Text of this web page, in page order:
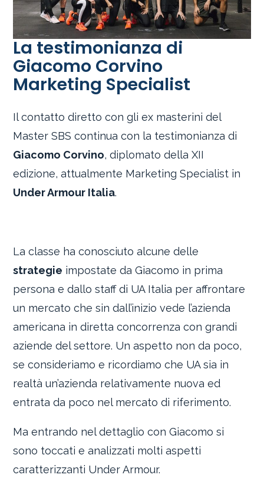
La testimonianza di
Giacomo Corvino
Marketing Specialist
Il contatto diretto con gli ex masterini del
Master SBS continua con la testimonianza di
Giacomo Corvino, diplomato della XII
edizione, attualmente Marketing Specialist in
Under Armour Italia.
La classe ha conosciuto alcune delle
strategie impostate da Giacomo in prima
persona e dallo staff di UA Italia per affrontare
un mercato che sin dall’inizio vede l’azienda
americana in diretta concorrenza con grandi
aziende del settore. Un aspetto non da poco,
se consideriamo e ricordiamo che UA sia in
realtà un’azienda relativamente nuova ed
entrata da poco nel mercato di riferimento.
Ma entrando nel dettaglio con Giacomo si
sono toccati e analizzati molti aspetti
caratterizzanti Under Armour.